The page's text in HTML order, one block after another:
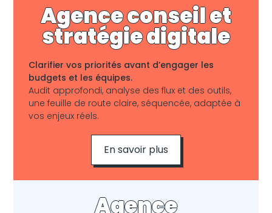
Agence conseil et
stratégie digitale
Clarifier vos priorités avant d’engager les
budgets et les équipes.
Audit approfondi, analyse des flux et des outils,
une feuille de route claire, séquencée, adaptée à
vos enjeux réels.
En savoir plus
Agence